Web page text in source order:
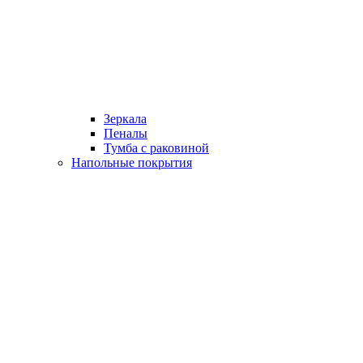
Зеркала
Пеналы
Тумба с раковиной
Напольные покрытия